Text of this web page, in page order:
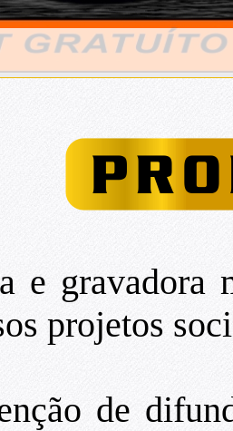
e gravadora
projetos
de